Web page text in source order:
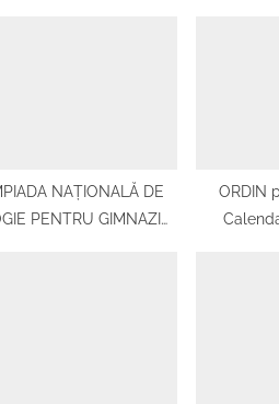
NAȚIONALĂ DE
PENTRU GIMNAZIU
ORDIN privind aprobarea